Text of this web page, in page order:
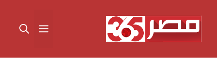
المحتوى القائمة